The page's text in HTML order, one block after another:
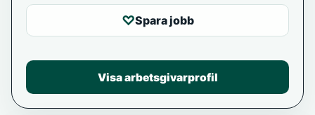
♡Spara jobb
Visa arbetsgivarprofil